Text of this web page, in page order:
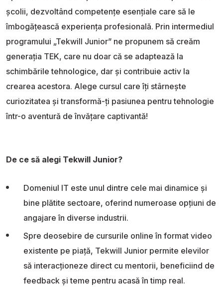
școlii, dezvoltând competențe esențiale care să le
îmbogățească experiența profesională. Prin intermediul
programului „Tekwill Junior” ne propunem să creăm
generația TEK, care nu doar că se adaptează la
schimbările tehnologice, dar și contribuie activ la
crearea acestora. Alege cursul care îți stârnește
curiozitatea și transformă-ți pasiunea pentru tehnologie
într-o aventură de învățare captivantă!
De ce să alegi Tekwill Junior?
Domeniul IT este unul dintre cele mai dinamice și
bine plătite sectoare, oferind numeroase opțiuni de
angajare în diverse industrii.
Spre deosebire de cursurile online în format video
existente pe piață, Tekwill Junior permite elevilor
să interacționeze direct cu mentorii, beneficiind de
feedback și teme pentru acasă în timp real.